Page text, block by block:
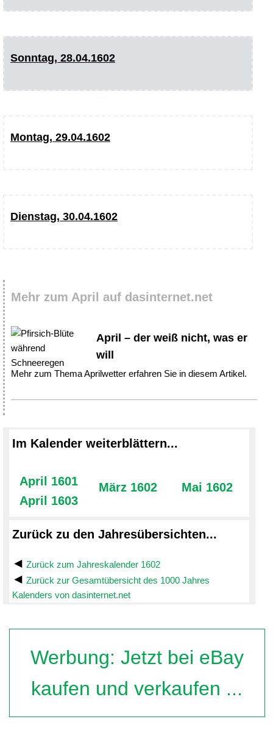
Sonntag, 28.04.1602
Montag, 29.04.1602
Dienstag, 30.04.1602
Mehr zum April auf dasinternet.net
April – der weiß nicht, was er
will
Mehr zum Thema Aprilwetter erfahren Sie in diesem Artikel.
Im Kalender weiterblättern...
April 1601
April 1603
März 1602 Mai 1602
Zurück zu den Jahresübersichten...
Zurück zum Jahreskalender 1602
Zurück zur Gesamtübersicht des 1000 Jahres
Kalenders von dasinternet.net
Werbung: Jetzt bei eBay
kaufen und verkaufen ...